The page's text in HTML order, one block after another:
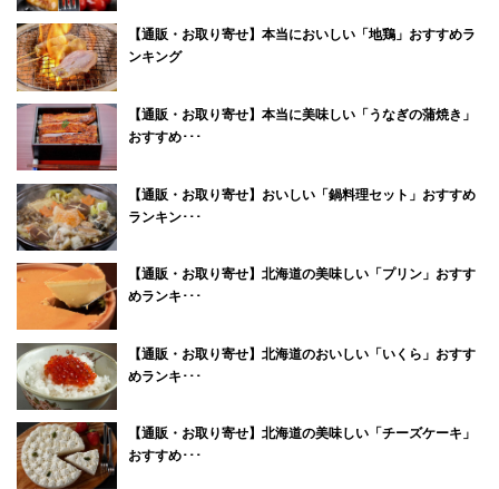
【通販・お取り寄せ】本当においしい「地鶏」おすすめラ
ンキング
【通販・お取り寄せ】本当に美味しい「うなぎの蒲焼き」
おすすめ･･･
【通販・お取り寄せ】おいしい「鍋料理セット」おすすめ
ランキン･･･
【通販・お取り寄せ】北海道の美味しい「プリン」おすす
めランキ･･･
【通販・お取り寄せ】北海道のおいしい「いくら」おすす
めランキ･･･
【通販・お取り寄せ】北海道の美味しい「チーズケーキ」
おすすめ･･･